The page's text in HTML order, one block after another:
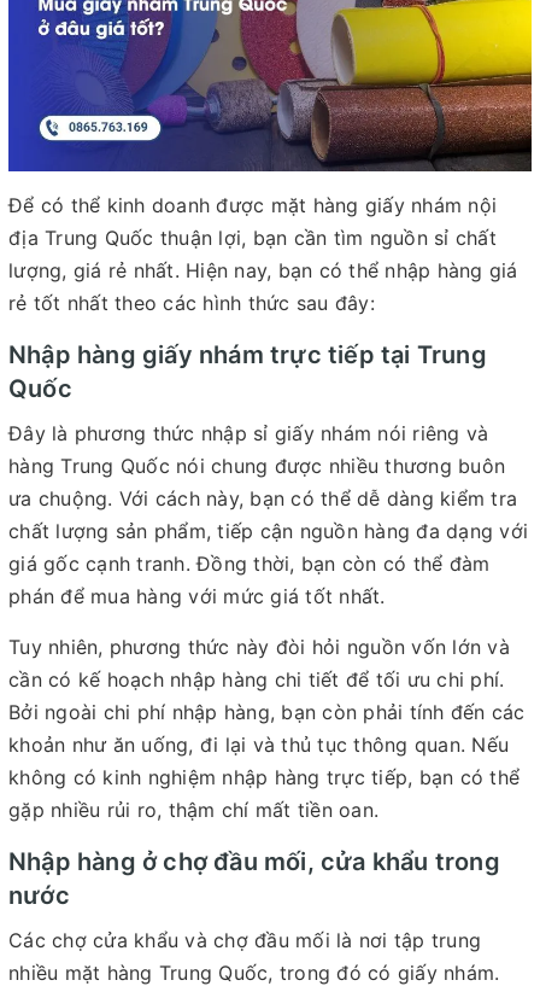
Để có thể kinh doanh được mặt hàng giấy nhám nội
địa Trung Quốc thuận lợi, bạn cần tìm nguồn sỉ chất
lượng, giá rẻ nhất. Hiện nay, bạn có thể nhập hàng giá
rẻ tốt nhất theo các hình thức sau đây:
Nhập hàng giấy nhám trực tiếp tại Trung
Quốc
Đây là phương thức nhập sỉ giấy nhám nói riêng và
hàng Trung Quốc nói chung được nhiều thương buôn
ưa chuộng. Với cách này, bạn có thể dễ dàng kiểm tra
chất lượng sản phẩm, tiếp cận nguồn hàng đa dạng với
giá gốc cạnh tranh. Đồng thời, bạn còn có thể đàm
phán để mua hàng với mức giá tốt nhất.
Tuy nhiên, phương thức này đòi hỏi nguồn vốn lớn và
cần có kế hoạch nhập hàng chi tiết để tối ưu chi phí.
Bởi ngoài chi phí nhập hàng, bạn còn phải tính đến các
khoản như ăn uống, đi lại và thủ tục thông quan. Nếu
không có kinh nghiệm nhập hàng trực tiếp, bạn có thể
gặp nhiều rủi ro, thậm chí mất tiền oan.
Nhập hàng ở chợ đầu mối, cửa khẩu trong
nước
Các chợ cửa khẩu và chợ đầu mối là nơi tập trung
nhiều mặt hàng Trung Quốc, trong đó có giấy nhám.